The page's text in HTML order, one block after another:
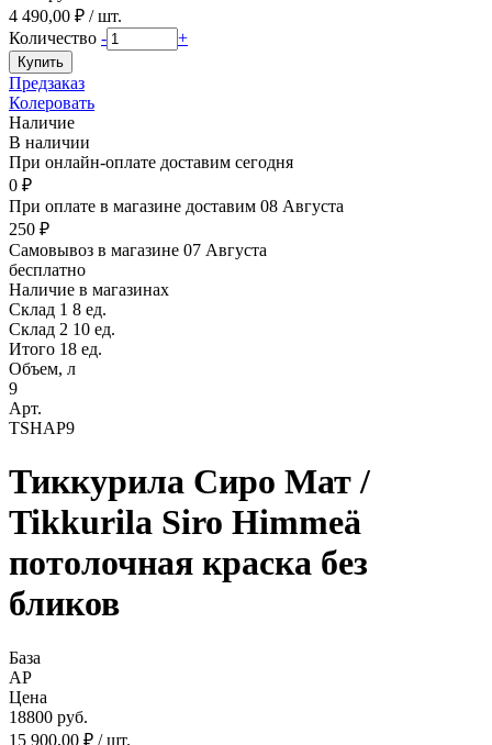
4 490,00 ₽ / шт.
Количество - +
Предзаказ
Колеровать
Наличие
В наличии
При онлайн-оплате доставим сегодня
0 ₽
При оплате в магазине доставим 08 Августа
250 ₽
Самовывоз в магазине 07 Августа
бесплатно
Наличие в магазинах
Склад 1 8 ед.
Склад 2 10 ед.
Итого 18 ед.
Объем, л
9
Арт.
TSHAP9
Тиккурила Сиро Мат /
Tikkurila Siro Himmeä
потолочная краска без
бликов
База
AP
Цена
18800 руб.
15 900,00 ₽ / шт.